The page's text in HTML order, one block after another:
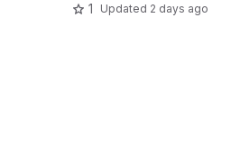
1 Updated 2 days ago